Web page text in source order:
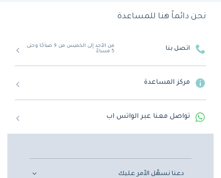
نحن دائماً هنا للمساعدة
اتصل بنا
من الأحد إلى الخميس من 9 صباحًا وحتى
5 مساءً
مركز المساعدة
تواصل معنا عبر الواتس اب
دعنا نسهّل الأمر عليك